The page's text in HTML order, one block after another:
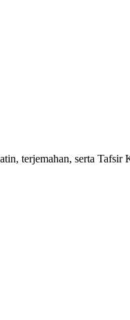
terjemahan, serta